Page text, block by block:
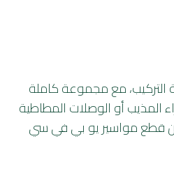
مع مجموعة كاملة
المذيب أو الوصلات المطاطية
قطع مواسير يو بي في سي